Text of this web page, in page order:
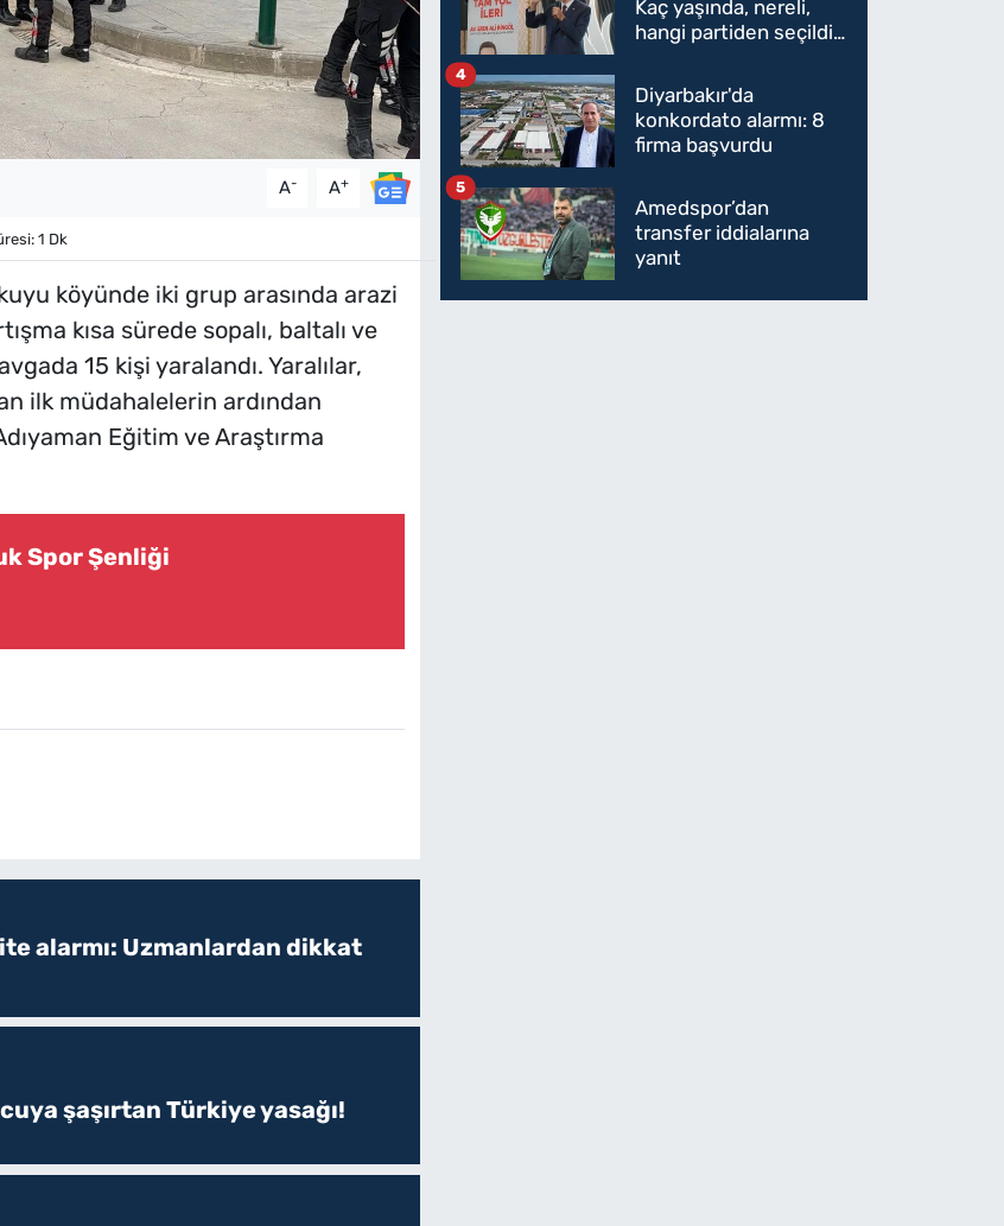
A- A+
1 Dk
köyünde iki grup arasında arazi
kısa sürede sopalı, baltalı ve
15 kişi yaralandı. Yaralılar,
ilk müdahalelerin ardından
Eğitim ve Araştırma
Spor Şenliği
alarmı: Uzmanlardan dikkat
şaşırtan Türkiye yasağı!
Kaç yaşında, nereli,
hangi partiden seçildi?
Parti'ye mi geçecek?
Diyarbakır'da
konkordato alarmı: 8
firma başvurdu
4
Amedspor’dan
transfer iddialarına
yanıt
5